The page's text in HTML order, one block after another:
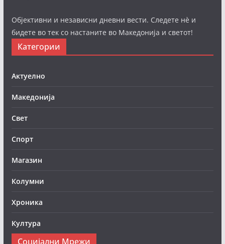
Објективни и независни дневни вести. Следете нè и
бидете во тек со настаните во Македонија и светот!
Категории
Актуелно
Македонија
Свет
Спорт
Магазин
Колумни
Хроника
Култура
Социјални Мрежи